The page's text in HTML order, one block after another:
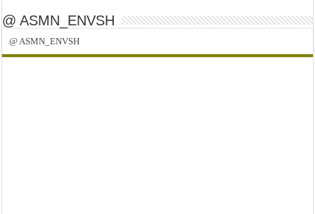
@ ASMN_ENVSH
@ ASMN_ENVSH